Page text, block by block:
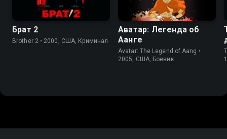
Брат 2
Brother 2 • 2000, США, Криминал
Аватар: Легенда об
Аанге
Avatar: The Legend of Aang •
2005, США, Боевик